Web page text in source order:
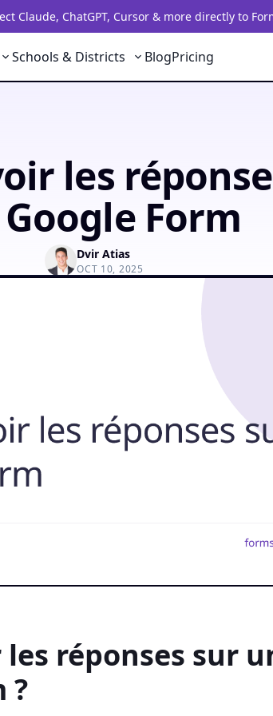
Claude, ChatGPT, Cursor & more directly to
Schools & Districts BlogPricing
les
Form
Dvir Atias
OCT 10, 2025
réponses sur
?